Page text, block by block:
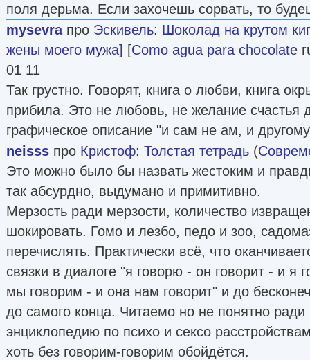
поля дерьма. Если захочешь сорвать, то
mysevraпро Эскивель: Шоколад на крутом
жены моего мужа] [Como agua para chocolate
01 11
Так грустно. Говорят, книга о любви, книга
прибила. Это не любовь, не желание счастья
графическое описание "и сам не ам, и
neisss про Кристоф: Толстая тетрадь (
Это можно было бы назвать жестоким и
так абсурдно, выдумано и примитивно.
Мерзость ради мерзости, количество
шокировать. Гомо и лезбо, педо и зоо,
перечислять. Практически всё, что
связки в диалоге "я говорю - он говорит - и я
мы говорим - и она нам говорит" и до
до самого конца. Читаемо но не понятно ради
энциклопедию по психо и сексо
хоть без говорим-говорим обойдётся.